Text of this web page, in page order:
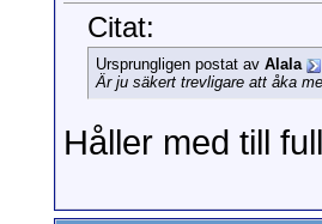
Citat:
Ursprungligen postat av Alala
Är ju säkert trevligare att åka
Håller med till